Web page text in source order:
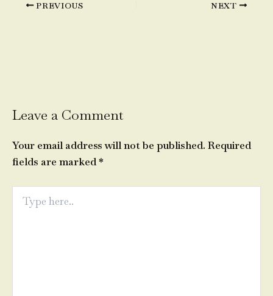
PREVIOUS NEXT
Leave a Comment
Your email address will not be published. Required
fields are marked*
here..